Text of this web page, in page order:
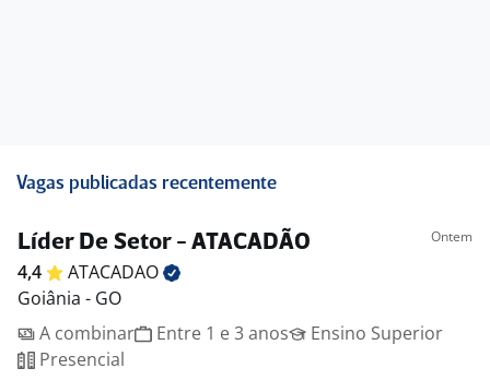
Vagas publicadas recentemente
Líder De Setor - ATACADÃO Ontem
4,4
ATACADAO
Goiânia - GO
A combinar
Entre 1 e 3 anos
Ensino Superior
Presencial